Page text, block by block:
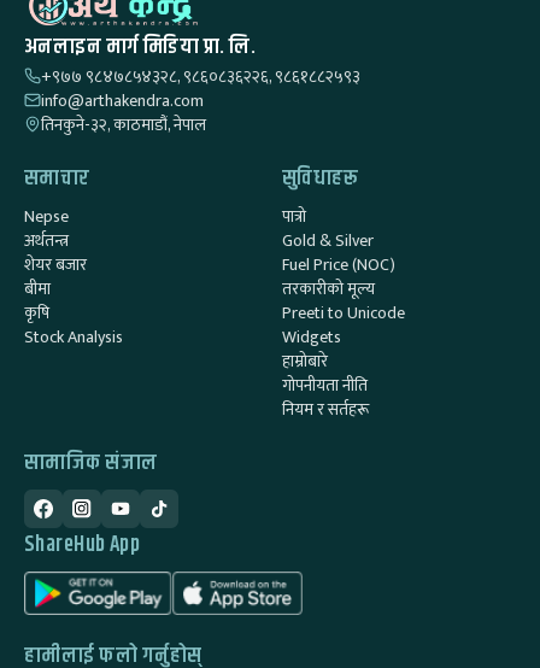
अनलाइन मार्ग मिडिया प्रा. लि.
+९७७ ९८४७८५४३२८, ९८६०८३६२२६, ९८६१८८२५९३
info@arthakendra.com
तिनकुने-३२, काठमाडौं, नेपाल
समाचार
Nepse
अर्थतन्त्र
शेयर बजार
बीमा
कृषि
Stock Analysis
सुविधाहरू
पात्रो
Gold & Silver
Fuel Price (NOC)
तरकारीको मूल्य
Preeti to Unicode
Widgets
हाम्रोबारे
गोपनीयता नीति
नियम र सर्तहरू
सामाजिक संजाल
ShareHub App
हामीलाई फलो गर्नुहोस्